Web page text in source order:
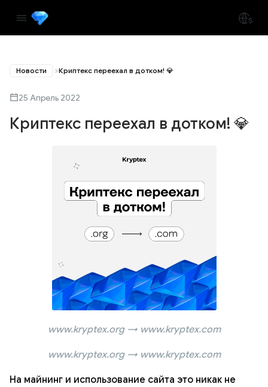
Новости Криптекс переехал в дотком! 💎
25 Апрель 2022
Криптекс переехал в дотком! 💎
www.kryptex.org → www.kryptex.com
www.kryptex.org → www.kryptex.com
На майнинг и использование сайта это никак не